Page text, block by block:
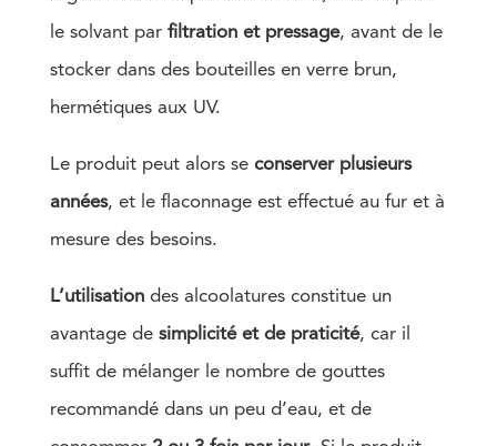
le solvant par filtration et pressage, avant de le
stocker dans des bouteilles en verre brun,
hermétiques aux UV.
Le produit peut alors seconserver plusieurs
années, et le flaconnage est effectué au fur et à
mesure des besoins.
L’utilisationdes alcoolatures constitue un
avantage desimplicité et de praticité, car il
suffit de mélanger le nombre de gouttes
recommandé dans un peu d’eau, et de